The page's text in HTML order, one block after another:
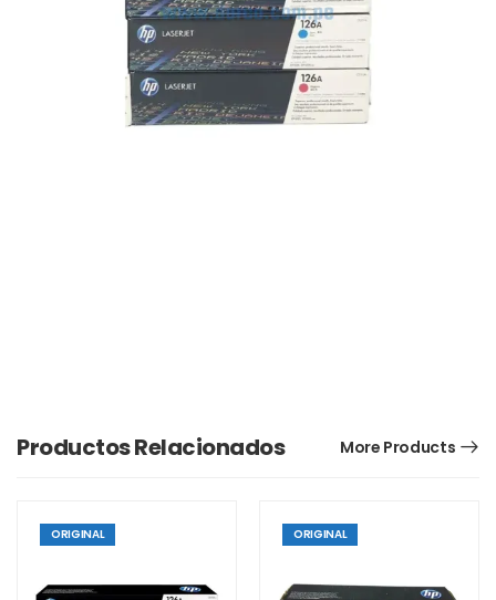
Productos Relacionados More Products
ORIGINAL ORIGINAL